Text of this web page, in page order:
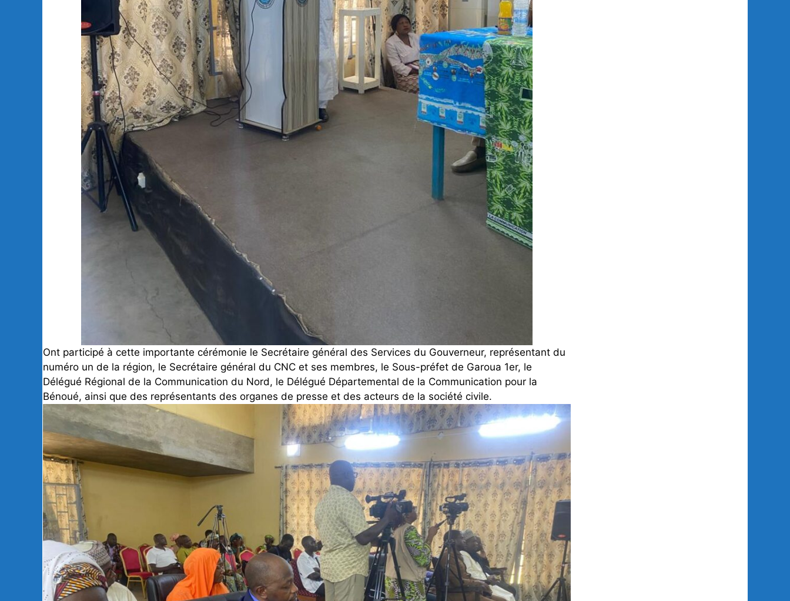
Ont participé à cette importante cérémonie le Secrétaire général des Services du Gouverneur, représentant du
numéro un de la région, le Secrétaire général du CNC et ses membres, le Sous-préfet de Garoua 1er, le
Délégué Régional de la Communication du Nord, le Délégué Départemental de la Communication pour la
Bénoué, ainsi que des représentants des organes de presse et des acteurs de la société civile.